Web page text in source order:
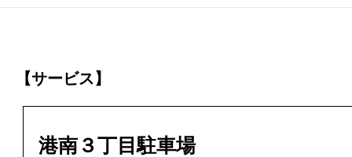
【サービス】
港南３丁目駐車場